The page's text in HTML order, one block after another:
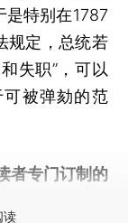
是特别在1787
规定，总统若
失职”，可以
被弹劾的范
者专门订制的
读